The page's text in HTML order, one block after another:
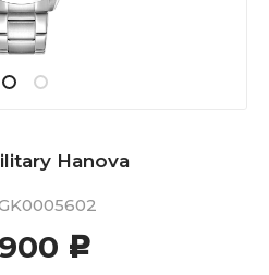
Hanova
c